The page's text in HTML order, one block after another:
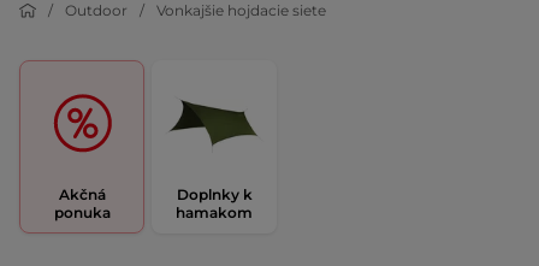
Outdoor Vonkajšie hojdacie siete
Akčná
ponuka
Doplnky k
hamakom